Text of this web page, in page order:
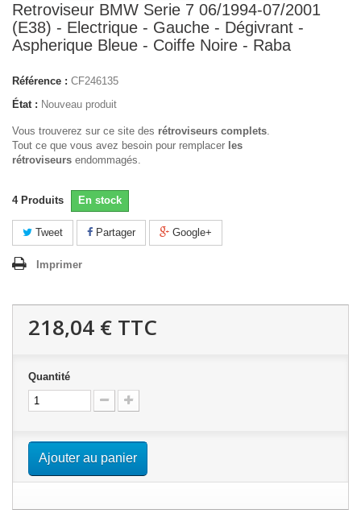
Retroviseur BMW Serie 7 06/1994-07/2001
(E38) - Electrique - Gauche - Dégivrant -
Aspherique Bleue - Coiffe Noire - Raba
Référence : CF246135
État : Nouveau produit
Vous trouverez sur ce site des rétroviseurs complets.
Tout ce que vous avez besoin pour remplacer les
rétroviseurs endommagés.
4 Produits En stock
Tweet Partager Google+
Imprimer
218,04 € TTC
Quantité
Ajouter au panier